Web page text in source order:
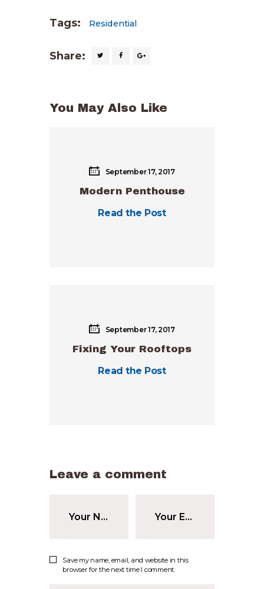
Tags: Residential
Share:
You May Also Like
September 17, 2017
Modern Penthouse
Read the Post
September 17, 2017
Fixing Your Rooftops
Read the Post
Leave a comment
Save my name, email, and website in this
browser for the next time I comment.